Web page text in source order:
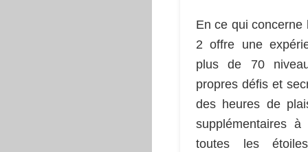
En ce qui concerne
2 offre une
plus de 70
propres défis et
des heures de
supplémentaires
toutes les